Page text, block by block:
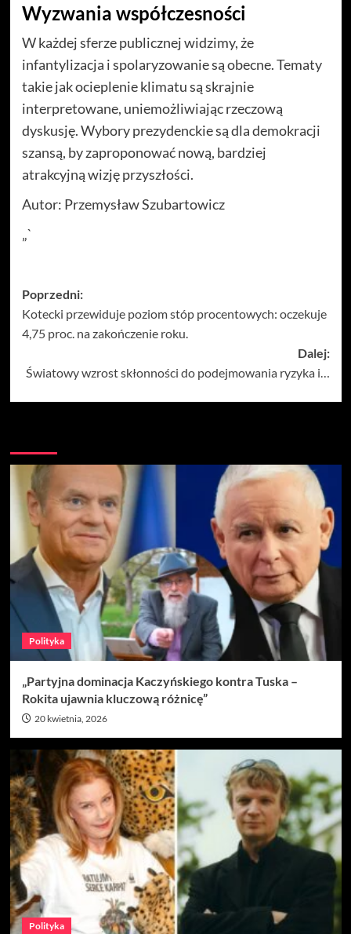
Wyzwania współczesności
W każdej sferze publicznej widzimy, że
infantylizacja i spolaryzowanie są obecne. Tematy
takie jak ocieplenie klimatu są skrajnie
interpretowane, uniemożliwiając rzeczową
dyskusję. Wybory prezydenckie są dla demokracji
szansą, by zaproponować nową, bardziej
atrakcyjną wizję przyszłości.
Autor: Przemysław Szubartowicz
„`
Zobacz
wpisy
Poprzedni:
Kotecki przewiduje poziom stóp procentowych: oczekuje
4,75 proc. na zakończenie roku.
Dalej:
Światowy wzrost skłonności do podejmowania ryzyka i…
Polityka
„Partyjna dominacja Kaczyńskiego kontra Tuska –
Rokita ujawnia kluczową różnicę”
20 kwietnia, 2026
Polityka